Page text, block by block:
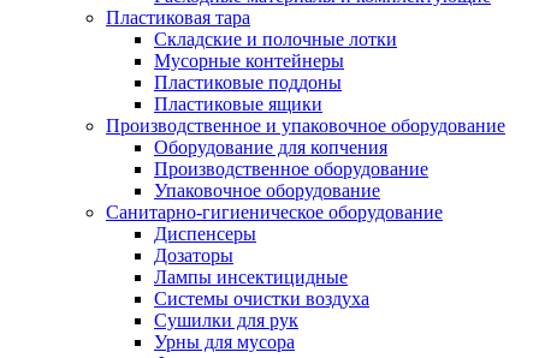
Пластиковая тара
Складские и полочные лотки
Мусорные контейнеры
Пластиковые поддоны
Пластиковые ящики
Производственное и упаковочное оборудование
Оборудование для копчения
Производственное оборудование
Упаковочное оборудование
Санитарно-гигиеническое оборудование
Диспенсеры
Дозаторы
Лампы инсектицидные
Системы очистки воздуха
Сушилки для рук
Урны для мусора